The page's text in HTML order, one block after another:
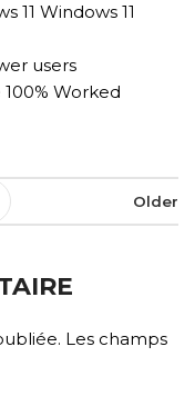
11 Windows 11
users
Worked
Older
Les champs